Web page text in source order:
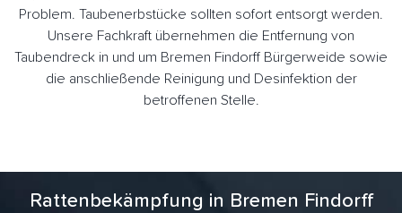
Problem. Taubenerbstücke sollten sofort entsorgt werden.
Unsere Fachkraft übernehmen die Entfernung von
Taubendreck in und um Bremen Findorff Bürgerweide sowie
die anschließende Reinigung und Desinfektion der
betroffenen Stelle.
Rattenbekämpfung in Bremen Findorff